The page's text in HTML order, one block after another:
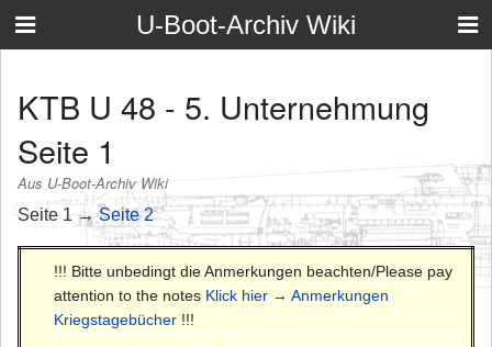
U-Boot-Archiv Wiki
KTB U 48 - 5. Unternehmung
Seite 1
Aus U-Boot-Archiv Wiki
Seite 1 →Seite 2
!!! Bitte unbedingt die Anmerkungen beachten/Please pay
attention to the notes Klick hier → Anmerkungen
Kriegstagebücher !!!